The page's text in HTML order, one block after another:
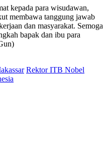
kepada para wisudawan,
membawa tanggung jawab
dan masyarakat. Semoga
bapak dan ibu para
Rektor ITB Nobel